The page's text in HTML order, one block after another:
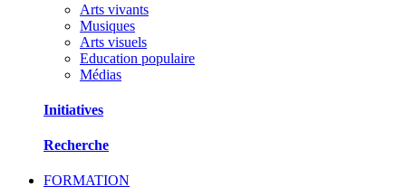
Arts vivants
Musiques
Arts visuels
Education populaire
Médias
Initiatives
Recherche
FORMATION